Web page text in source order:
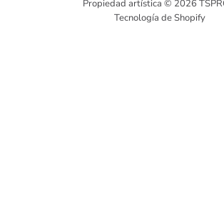
Propiedad artística © 2026
Tecnología de Shopify